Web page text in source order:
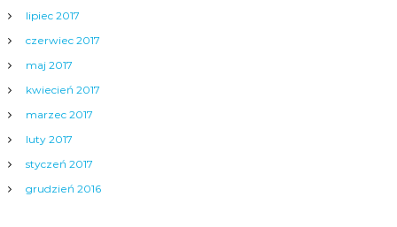
lipiec 2017
czerwiec 2017
maj 2017
kwiecień 2017
marzec 2017
luty 2017
styczeń 2017
grudzień 2016